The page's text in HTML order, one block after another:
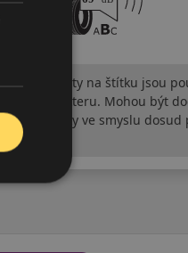
Hodnoty na štítku jsou
charakteru. Mohou být
is EU štítky ve smyslu dosud
legislativy.